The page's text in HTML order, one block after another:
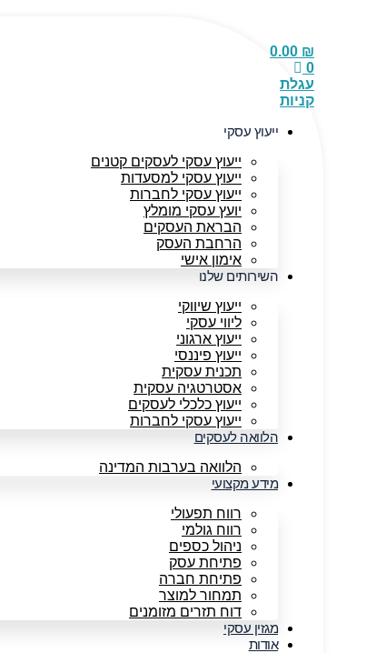
0.00 ₪
0
עגלת
קניות
ייעוץ עסקי
ייעוץ עסקי לעסקים קטנים
ייעוץ עסקי למסעדות
ייעוץ עסקי לחברות
יועץ עסקי מומלץ
הבראת העסקים
הרחבת העסק
אימון אישי
השירותים שלנו
ייעוץ שיווקי
ליווי עסקי
ייעוץ ארגוני
ייעוץ פיננסי
תכנית עסקית
אסטרטגיה עסקית
ייעוץ כלכלי לעסקים
ייעוץ עסקי לחברות
הלוואה לעסקים
הלוואה בערבות המדינה
מידע מקצועי
רווח תפעולי
רווח גולמי
ניהול כספים
פתיחת עסק
פתיחת חברה
תמחור למוצר
דוח תזרים מזומנים
מגזין עסקי
אודות